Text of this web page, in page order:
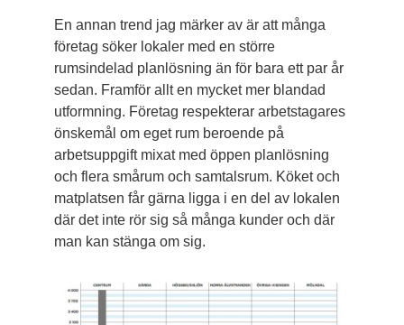
En annan trend jag märker av är att många
företag söker lokaler med en större
rumsindelad planlösning än för bara ett par år
sedan. Framför allt en mycket mer blandad
utformning. Företag respekterar arbetstagares
önskemål om eget rum beroende på
arbetsuppgift mixat med öppen planlösning
och flera smårum och samtalsrum. Köket och
matplatsen får gärna ligga i en del av lokalen
där det inte rör sig så många kunder och där
man kan stänga om sig.